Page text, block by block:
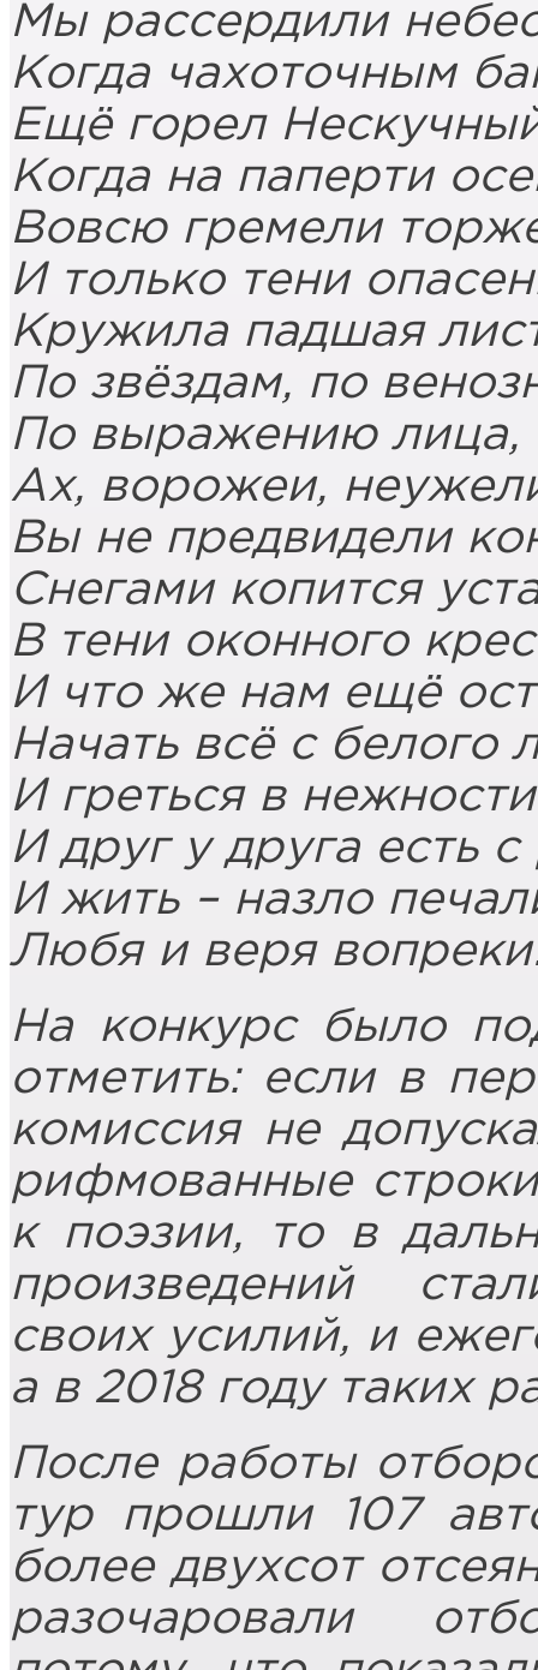
Мы рассердили
Когда чахоточным
Ещё горел
Когда на паперти
Вовсю гремели
И только тени
Кружила падшая
По звёздам, по
По выражению лица,
Ах, ворожеи,
Вы не предвидели
Снегами копится
В тени оконного
И что же нам ещё
Начать всё с белого
И греться в
И друг у друга есть с
И жить – назло
Любя и веря
На конкурс было
отметить: если в
комиссия не
рифмованные
к поэзии, то в
произведений
своих усилий, и
а в 2018 году таких
После работы
тур прошли 107
более двухсот
разочаровали